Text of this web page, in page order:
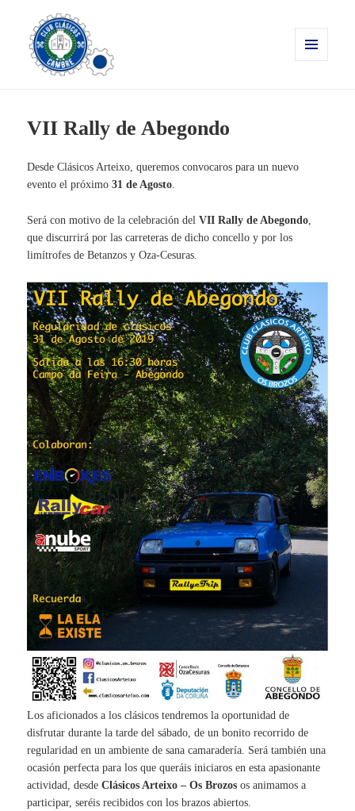
VII Rally de Abegondo
Desde Clásicos Arteixo, queremos convocaros para un nuevo
evento el próximo31 de Agosto.
Será con motivo de la celebración delVII Rally de Abegondo
que discurrirá por las carreteras de dicho concello y por los
limítrofes de Betanzos y Oza-Cesuras.
Los aficionados a los clásicos tendremos la oportunidad de
disfrutar durante la tarde del sábado, de un bonito recorrido de
regularidad en un ambiente de sana camaradería. Será también una
ocasión perfecta para los que queráis iniciaros en esta apasionante
actividad, desdeClásicos Arteixo – Os Brozos os animamos a
participar, seréis recibidos con los brazos abiertos.